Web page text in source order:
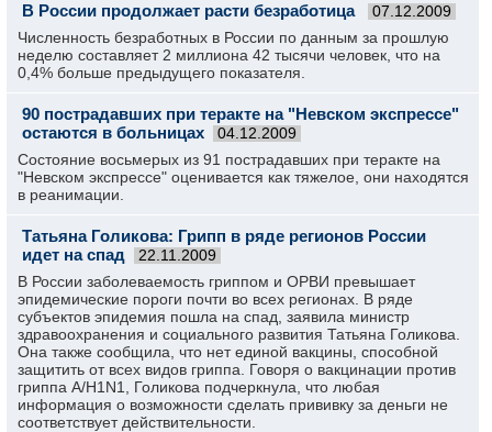
В России продолжает расти безработица 07.12.2009
Численность безработных в России по данным за прошлую
неделю составляет 2 миллиона 42 тысячи человек, что на
0,4% больше предыдущего показателя.
90 пострадавших при теракте на "Невском экспрессе"
остаются в больницах
04.12.2009
Состояние восьмерых из 91 пострадавших при теракте на
"Невском экспрессе" оценивается как тяжелое, они находятся
в реанимации.
Татьяна Голикова: Грипп в ряде регионов России
идет на спад
22.11.2009
В России заболеваемость гриппом и ОРВИ превышает
эпидемические пороги почти во всех регионах. В ряде
субъектов эпидемия пошла на спад, заявила министр
здравоохранения и социального развития Татьяна Голикова.
Она также сообщила, что нет единой вакцины, способной
защитить от всех видов гриппа. Говоря о вакцинации против
гриппа A/H1N1, Голикова подчеркнула, что любая
информация о возможности сделать прививку за деньги не
соответствует действительности.